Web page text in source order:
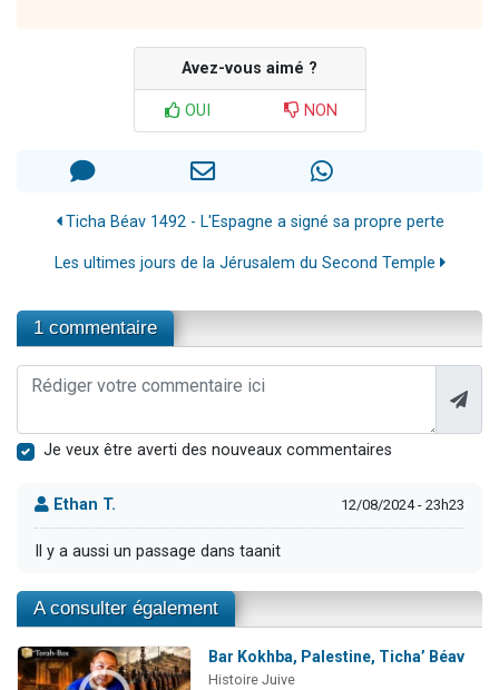
Avez-vous aimé ?
OUI NON
Ticha Béav 1492 - L'Espagne a signé sa propre perte
Les ultimes jours de la Jérusalem du Second Temple
1 commentaire
Je veux être averti des nouveaux commentaires
Ethan T. 12/08/2024 - 23h23
Il y a aussi un passage dans taanit
A consulter également
Bar Kokhba, Palestine, Ticha’ Béav
Histoire Juive